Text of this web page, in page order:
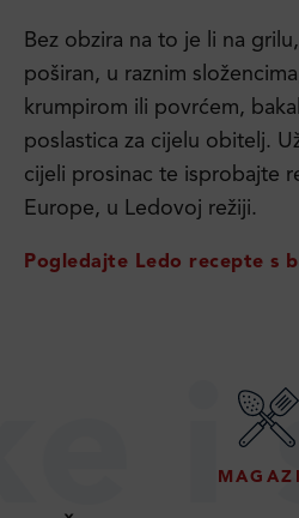
Bez obzira na to je li na
poširan, u raznim
krumpirom ili povrćem,
poslastica za cijelu obitelj.
cijeli prosinac te isprobajte
Europe, u Ledovoj režiji.
Pogledajte Ledo recepte s